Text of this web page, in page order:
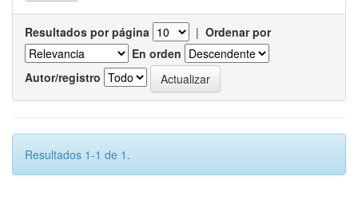
Resultados por página | Ordenar por
En orden
Autor/registro
Resultados 1-1 de 1.